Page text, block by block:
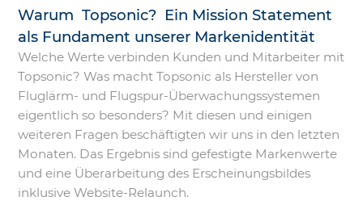
Warum Topsonic? Ein Mission Statement
als Fundament unserer Markenidentität
Welche Werte verbinden Kunden und Mitarbeiter mit
Topsonic? Was macht Topsonic als Hersteller von
Fluglärm- und Flugspur-Überwachungssystemen
eigentlich so besonders? Mit diesen und einigen
weiteren Fragen beschäftigten wir uns in den letzten
Monaten. Das Ergebnis sind gefestigte Markenwerte
und eine Überarbeitung des Erscheinungsbildes
inklusive Website-Relaunch.